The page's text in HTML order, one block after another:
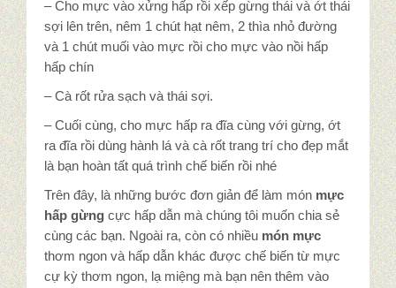
– Cho mực vào xửng hấp rồi xếp gừng thái và ớt thái
sợi lên trên, nêm 1 chút hạt nêm, 2 thìa nhỏ đường
và 1 chút muối vào mực rồi cho mực vào nồi hấp
hấp chín
– Cà rốt rửa sạch và thái sợi.
– Cuối cùng, cho mực hấp ra đĩa cùng với gừng, ớt
ra đĩa rồi dùng hành lá và cà rốt trang trí cho đẹp mắt
là bạn hoàn tất quá trình chế biến rồi nhé
Trên đây, là những bước đơn giản để làm món mực
hấp gừng cực hấp dẫn mà chúng tôi muốn chia sẻ
cùng các bạn. Ngoài ra, còn có nhiều món mực
thơm ngon và hấp dẫn khác được chế biến từ mực
cự kỳ thơm ngon, lạ miệng mà bạn nên thêm vào